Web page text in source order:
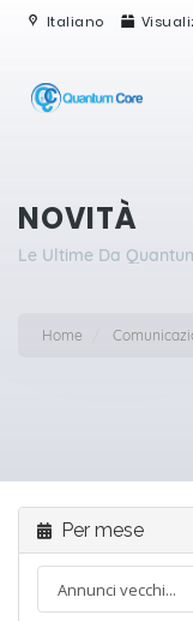
Italiano
NOVITÀ
Le Ultime Da
Home
Per mese